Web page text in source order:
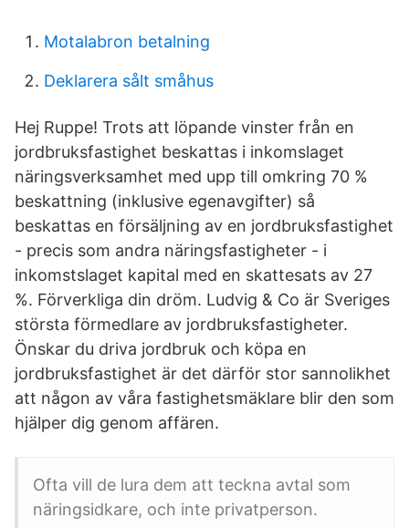
Motalabron betalning
Deklarera sålt småhus
Hej Ruppe! Trots att löpande vinster från en
jordbruksfastighet beskattas i inkomslaget
näringsverksamhet med upp till omkring 70 %
beskattning (inklusive egenavgifter) så
beskattas en försäljning av en jordbruksfastighet
- precis som andra näringsfastigheter - i
inkomstslaget kapital med en skattesats av 27
%. Förverkliga din dröm. Ludvig & Co är Sveriges
största förmedlare av jordbruksfastigheter.
Önskar du driva jordbruk och köpa en
jordbruksfastighet är det därför stor sannolikhet
att någon av våra fastighetsmäklare blir den som
hjälper dig genom affären.
Ofta vill de lura dem att teckna avtal som
näringsidkare, och inte privatperson.